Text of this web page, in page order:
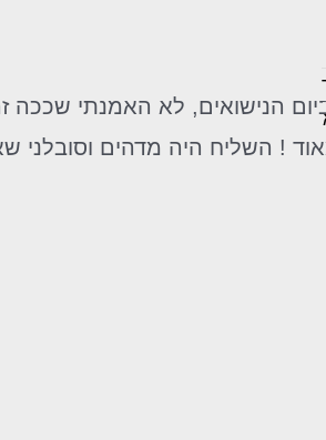
! השליח היה מדהים וסובלני